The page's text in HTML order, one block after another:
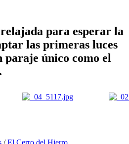
para esperar la
las primeras luces
paraje único como el
/El Cerro del Hierro